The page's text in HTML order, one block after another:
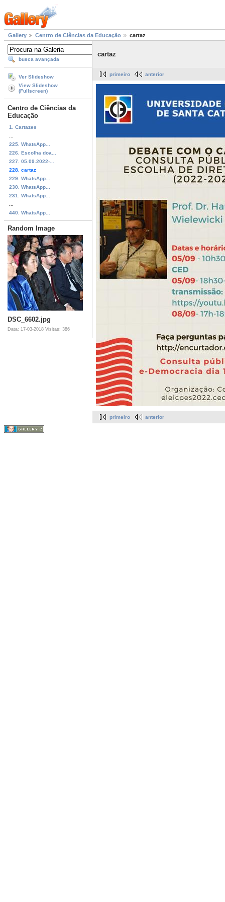
Gallery Centro de Ciências da Educação cartaz
busca avançada
Ver Slideshow
View Slideshow
(Fullscreen)
Centro de Ciências da
Educação
1. Cartazes
225. WhatsApp...
226. Escolha doa...
227. 05.09.2022-...
228. cartaz
229. WhatsApp...
230. WhatsApp...
231. WhatsApp...
440. WhatsApp...
Random Image
DSC_6602.jpg
Data: 17-03-2018 Visitas: 386
cartaz
primeiro anterior
primeiro anterior